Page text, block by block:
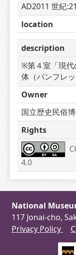
AD2011 世紀
location
description
※第４室「現代
体（パンフレ
Owner
国立歴史民俗
Rights
4.0
National
117 Jonai-cho,
Privacy Policy